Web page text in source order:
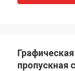
пропускная